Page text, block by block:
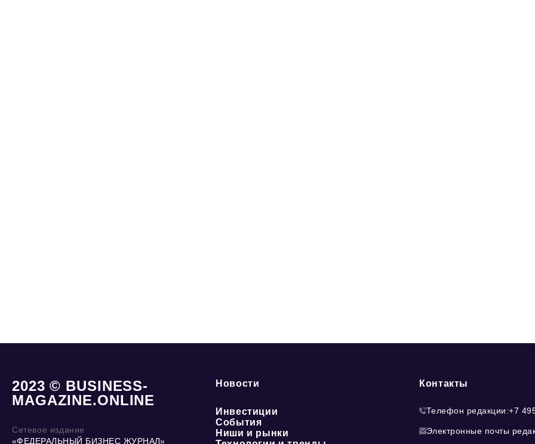
2023 © BUSINESS-
MAGAZINE.ONLINE
Сетевое издание
«ФЕДЕРАЛЬНЫЙ БИЗНЕС ЖУРНАЛ»
Новости
Инвестиции
События
Ниши и рынки
Контакты
Телефон редакции:+7
Электронные почты